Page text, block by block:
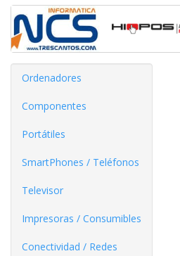
Ordenadores
Componentes
Portátiles
SmartPhones / Teléfonos
Televisor
Impresoras / Consumibles
Conectividad / Redes